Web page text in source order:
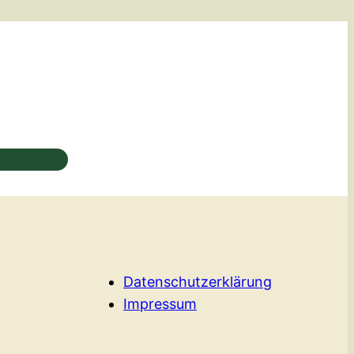
Datenschutzerklärung
Impressum